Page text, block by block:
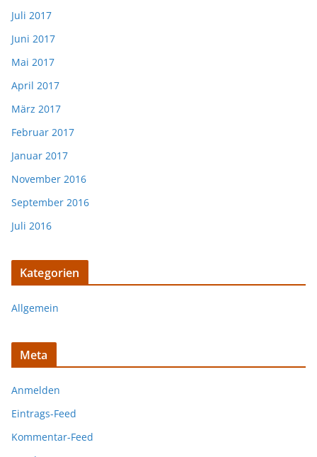
Juli 2017
Juni 2017
Mai 2017
April 2017
März 2017
Februar 2017
Januar 2017
November 2016
September 2016
Juli 2016
Kategorien
Allgemein
Meta
Anmelden
Eintrags-Feed
Kommentar-Feed